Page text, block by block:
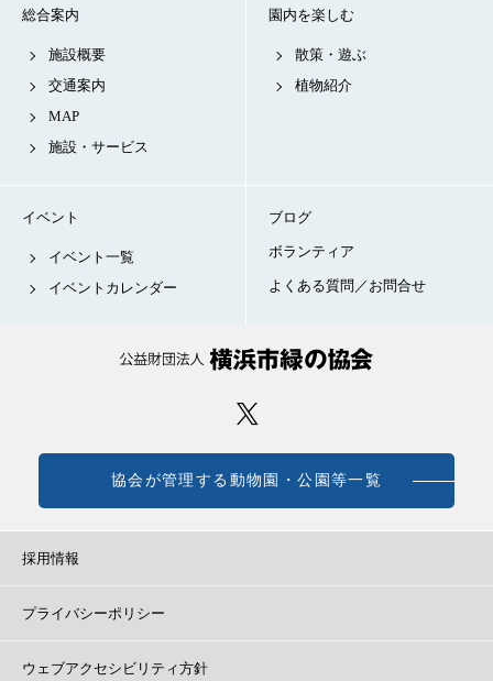
総合案内
施設概要
交通案内
MAP
施設・サービス
園内を楽しむ
散策・遊ぶ
植物紹介
イベント
イベント一覧
イベントカレンダー
ブログ
ボランティア
よくある質問／お問合せ
協会が管理する動物園・公園等一覧
採用情報
プライバシーポリシー
ウェブアクセシビリティ方針